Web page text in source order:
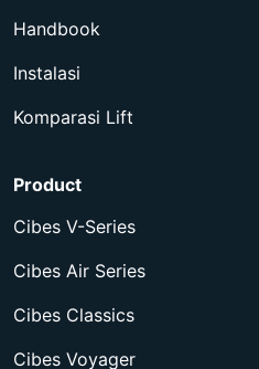
Handbook
Instalasi
Komparasi Lift
Product
Cibes V-Series
Cibes Air Series
Cibes Classics
Cibes Voyager